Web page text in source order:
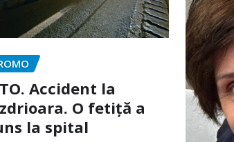
Accident la
O fetiță a
la spital